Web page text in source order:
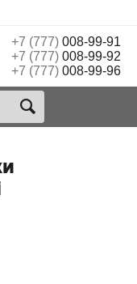
+7 (777)008-99-91
+7 (777)008-99-92
+7 (777)008-99-96